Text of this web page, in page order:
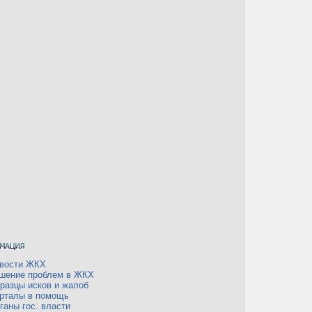
ЖКХ
проблем в ЖКХ
исков и жалоб
в помощь
гос. власти